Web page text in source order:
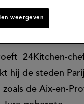
24Kitchen-
hij de steden
zoals de Aix-en-
weergeven